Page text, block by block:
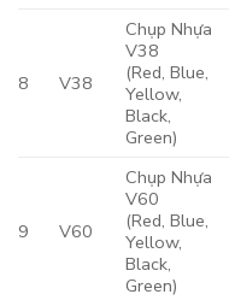
8 V38
Chụp Nhựa
V38
(Red, Blue,
Yellow,
Black,
Green)
9 V60
Chụp Nhựa
V60
(Red, Blue,
Yellow,
Black,
Green)